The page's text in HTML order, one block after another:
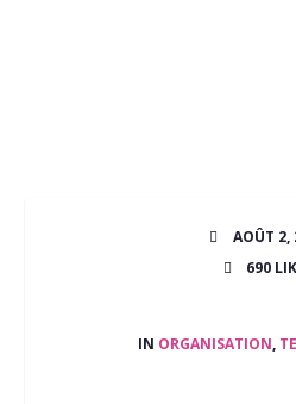
AOÛT 2,
690
IN ORGANISATION,